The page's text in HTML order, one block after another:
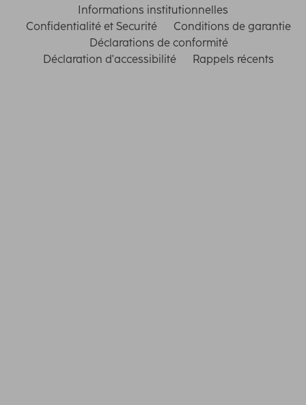
Informations institutionnelles
Confidentialité et Securité
Conditions de garantie
Déclarations de conformité
Déclaration d'accessibilité
Rappels récents